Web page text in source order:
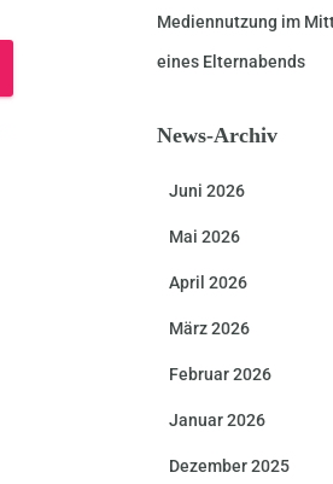
Mediennutzung im
eines Elternabends
News-Archiv
Juni 2026
Mai 2026
April 2026
März 2026
Februar 2026
Januar 2026
Dezember 2025